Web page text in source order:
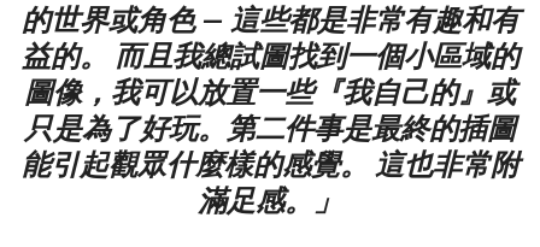
的世界或角色 — 這些都是非常有趣和有
益的。 而且我總試圖找到一個小區域的
圖像，我可以放置一些『我自己的』或
只是為了好玩。第二件事是最終的插圖
能引起觀眾什麼樣的感覺。 這也非常附
滿足感。」